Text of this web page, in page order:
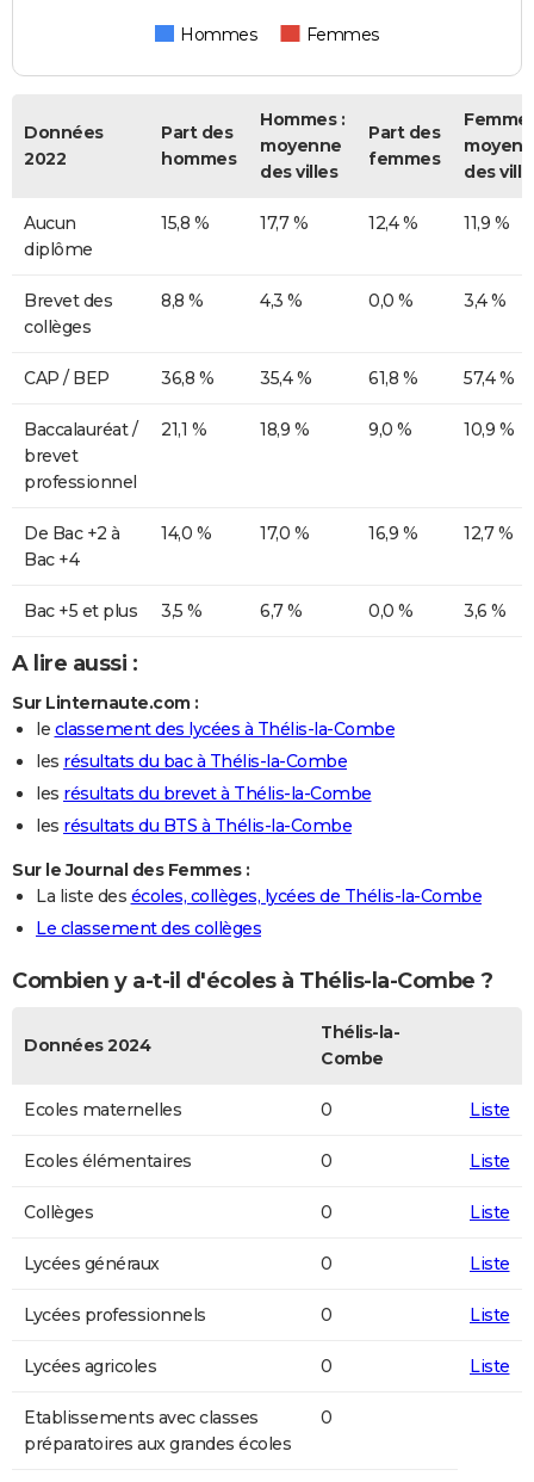
Hommes Femmes
Données
2022
Part des
hommes
Hommes :
moyenne
des villes
Part des
femmes
des
Aucun
diplôme
15,8 % 17,7 % 12,4 % 11,9 %
Brevet des
collèges
8,8 % 4,3 % 0,0 % 3,4 %
CAP / BEP 36,8 % 35,4 % 61,8 % 57,4 %
Baccalauréat /
brevet
professionnel
21,1 % 18,9 % 9,0 % 10,9 %
De Bac +2 à
Bac +4
14,0 % 17,0 % 16,9 % 12,7 %
Bac +5 et plus 3,5 % 6,7 % 0,0 % 3,6 %
A lire aussi :
Sur Linternaute.com :
le classement des lycées à Thélis-la-Combe
les résultats du bac à Thélis-la-Combe
les résultats du brevet à Thélis-la-Combe
les résultats du BTS à Thélis-la-Combe
Sur le Journal des Femmes :
La liste des écoles, collèges, lycées de Thélis-la-Combe
Le classement des collèges
Combien y a-t-il d'écoles à Thélis-la-Combe ?
Données 2024
Thélis-la-
Combe
Ecoles maternelles 0 Liste
Ecoles élémentaires 0 Liste
Collèges 0 Liste
Lycées généraux 0 Liste
Lycées professionnels 0 Liste
Lycées agricoles 0 Liste
Etablissements avec classes
préparatoires aux grandes écoles
0